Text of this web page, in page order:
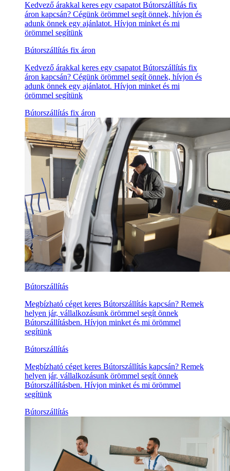
Kedvező árakkal keres egy csapatot Bútorszállítás fix
áron kapcsán? Cégünk örömmel segít önnek, hívjon és
adunk önnek egy ajánlatot. Hívjon minket és mi
örömmel segítünk
Bútorszállítás fix áron
Kedvező árakkal keres egy csapatot Bútorszállítás fix
áron kapcsán? Cégünk örömmel segít önnek, hívjon és
adunk önnek egy ajánlatot. Hívjon minket és mi
örömmel segítünk
Bútorszállítás fix áron
Bútorszállítás
Megbízható céget keres Bútorszállítás kapcsán? Remek
helyen jár, vállalkozásunk örömmel segít önnek
Bútorszállításben. Hívjon minket és mi örömmel
segítünk
Bútorszállítás
Megbízható céget keres Bútorszállítás kapcsán? Remek
helyen jár, vállalkozásunk örömmel segít önnek
Bútorszállításben. Hívjon minket és mi örömmel
segítünk
Bútorszállítás